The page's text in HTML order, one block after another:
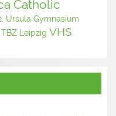
Catholic
Ursula Gymnasium
TBZ Leipzig VHS